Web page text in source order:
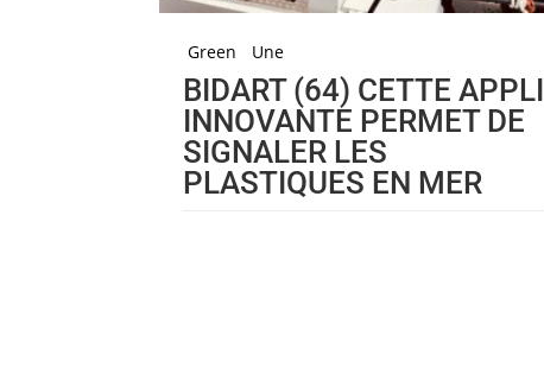
Green Une
BIDART (64) CETTE APPLI
INNOVANTE PERMET DE
SIGNALER LES
PLASTIQUES EN MER